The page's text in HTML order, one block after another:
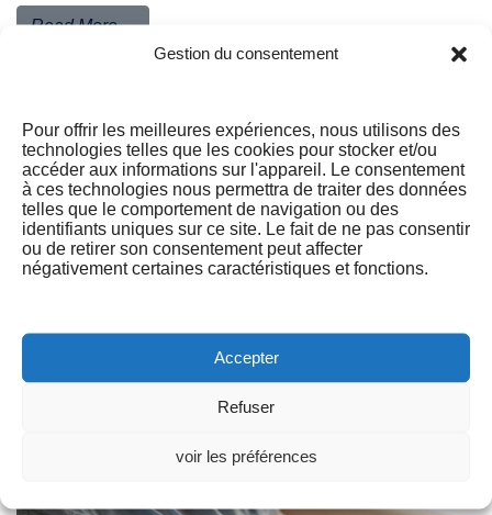
Gestion du consentement
Pour offrir les meilleures expériences, nous utilisons des
technologies telles que les cookies pour stocker et/ou
accéder aux informations sur l'appareil. Le consentement
à ces technologies nous permettra de traiter des données
telles que le comportement de navigation ou des
identifiants uniques sur ce site. Le fait de ne pas consentir
ou de retirer son consentement peut affecter
négativement certaines caractéristiques et fonctions.
Accepter
Refuser
voir les préférences
Read More…